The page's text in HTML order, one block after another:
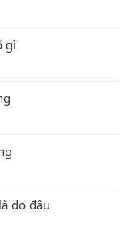
gì
do đâu